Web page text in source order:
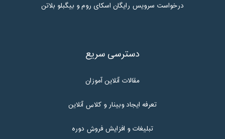
درخواست سرویس رایگان اسکای روم و بیگبلو بلاتن
دسترسی سریع
مقالات آنلاین آموزان
تعرفه ایجاد وبینار و کلاس آنلاین
تبلیغات و افزایش فروش دوره